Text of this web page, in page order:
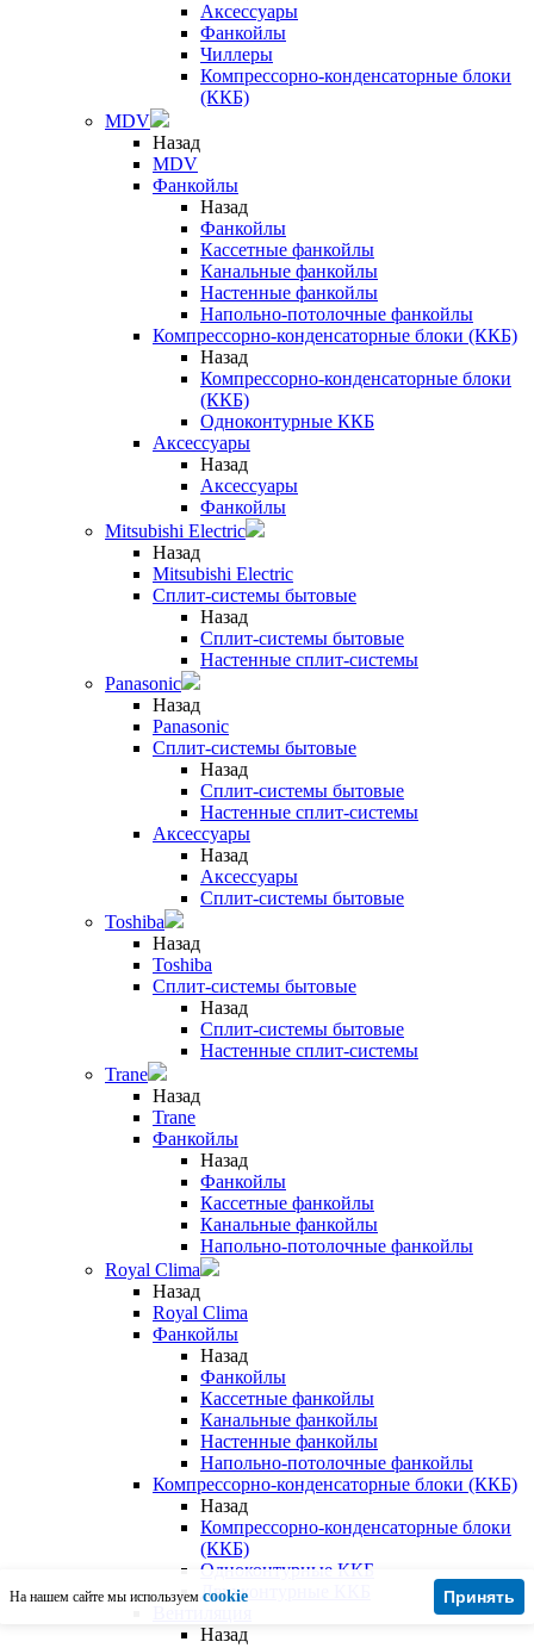
Аксессуары
Фанкойлы
Чиллеры
Компрессорно-конденсаторные блоки
(ККБ)
MDV
Назад
MDV
Фанкойлы
Назад
Фанкойлы
Кассетные фанкойлы
Канальные фанкойлы
Настенные фанкойлы
Напольно-потолочные фанкойлы
Компрессорно-конденсаторные блоки (ККБ)
Назад
Компрессорно-конденсаторные блоки
(ККБ)
Одноконтурные ККБ
Аксессуары
Назад
Аксессуары
Фанкойлы
Mitsubishi Electric
Назад
Mitsubishi Electric
Сплит-системы бытовые
Назад
Сплит-системы бытовые
Настенные сплит-системы
Panasonic
Назад
Panasonic
Сплит-системы бытовые
Назад
Сплит-системы бытовые
Настенные сплит-системы
Аксессуары
Назад
Аксессуары
Сплит-системы бытовые
Toshiba
Назад
Toshiba
Сплит-системы бытовые
Назад
Сплит-системы бытовые
Настенные сплит-системы
Trane
Назад
Trane
Фанкойлы
Назад
Фанкойлы
Кассетные фанкойлы
Канальные фанкойлы
Напольно-потолочные фанкойлы
Royal Clima
Назад
Royal Clima
Фанкойлы
Назад
Фанкойлы
Кассетные фанкойлы
Канальные фанкойлы
Настенные фанкойлы
Напольно-потолочные фанкойлы
Компрессорно-конденсаторные блоки (ККБ)
Назад
Компрессорно-конденсаторные блоки
(ККБ)
Одноконтурные ККБ
Двухконтурные ККБ
Назад
На нашем сайте мы используем cookie Принять